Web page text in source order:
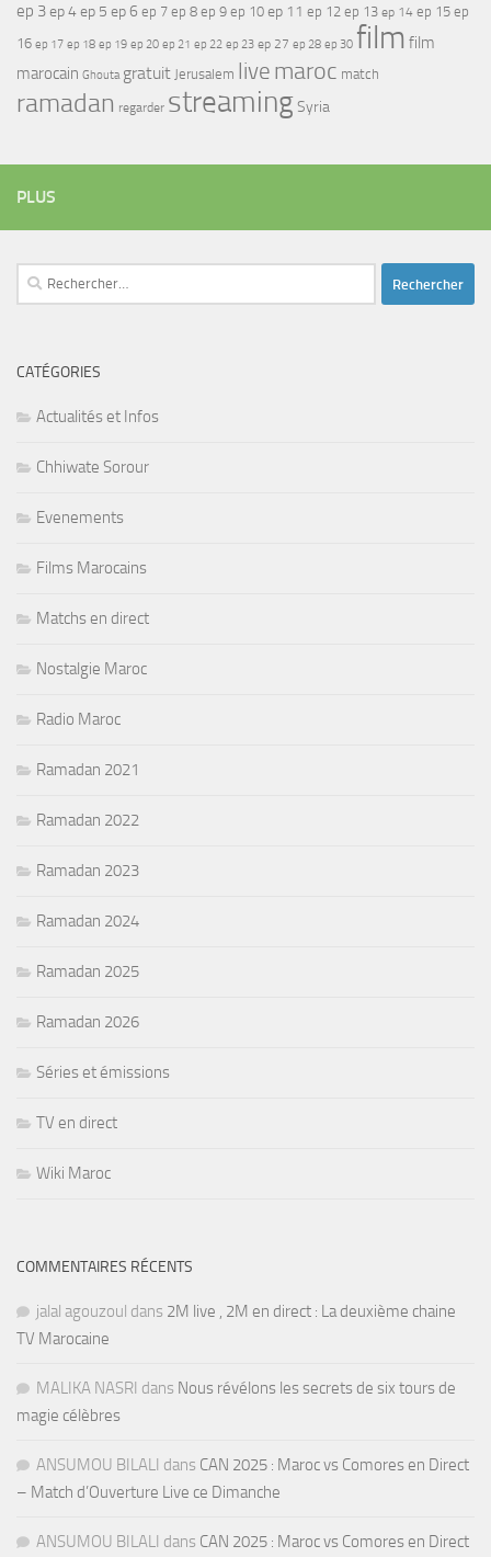
ep 3ep 4ep 5 ep 6 ep 7 ep 8 ep 9 ep 10 ep 11 ep 12 ep 13 ep 14 ep 15 ep
16 ep 17 ep 18 ep 19 ep 20 ep 21 ep 22 ep 23 ep 27 ep 28 ep 30 film film
marocain Ghouta gratuit Jerusalem live maroc match
ramadan regarder streamingSyria
PLUS
Rechercher :
CATÉGORIES
Actualités et Infos
Chhiwate Sorour
Evenements
Films Marocains
Matchs en direct
Nostalgie Maroc
Radio Maroc
Ramadan 2021
Ramadan 2022
Ramadan 2023
Ramadan 2024
Ramadan 2025
Ramadan 2026
Séries et émissions
TV en direct
Wiki Maroc
COMMENTAIRES RÉCENTS
jalal agouzoul dans 2M live , 2M en direct : La deuxième chaine
TV Marocaine
MALIKA NASRI dans Nous révélons les secrets de six tours de
magie célèbres
ANSUMOU BILALI dans CAN 2025 : Maroc vs Comores en Direct
– Match d’Ouverture Live ce Dimanche
ANSUMOU BILALI dans CAN 2025 : Maroc vs Comores en Direct